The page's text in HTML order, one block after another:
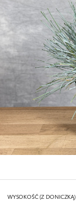
WYSOKOŚĆ (Z DONICZKĄ)